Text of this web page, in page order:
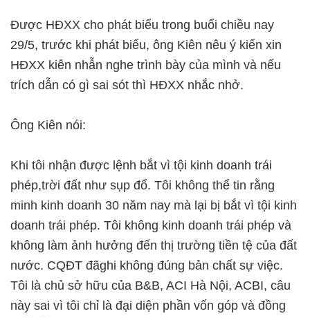
Được HĐXX cho phát biểu trong buổi chiều nay
29/5, trước khi phát biểu, ông Kiên nêu ý kiến xin
HĐXX kiên nhẫn nghe trình bày của mình và nếu
trích dẫn có gì sai sót thì HĐXX nhắc nhở.
Ông Kiên nói:
Khi tôi nhận được lệnh bắt vì tội kinh doanh trái
phép,trời đất như sụp đổ. Tôi không thể tin rằng
minh kinh doanh 30 năm nay mà lại bị bắt vì tội kinh
doanh trái phép. Tôi không kinh doanh trái phép và
không làm ảnh hưởng đến thị trường tiền tệ của đất
nước. CQĐT đãghi không đúng bản chất sự việc.
Tôi là chủ sở hữu của B&B, ACI Hà Nội, ACBI, câu
này sai vì tôi chỉ là đại diện phần vốn góp và đồng